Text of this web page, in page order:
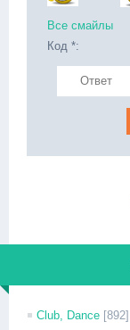
Все смайлы
Код *:
Club, Dance [892]